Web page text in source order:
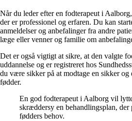
Når du leder efter en fodterapeut i
der er professionel og erfaren. Du kan
anmeldelser og anbefalinger fra andre
læge eller venner og familie om
Det er også vigtigt at sikre, at den valgte
uddannelse og er registreret hos
du være sikker på at modtage en sikker
fødder.
En god fodterapeut i Aalborg vil
skræddersy en behandlingsplan, der
fødders behov.